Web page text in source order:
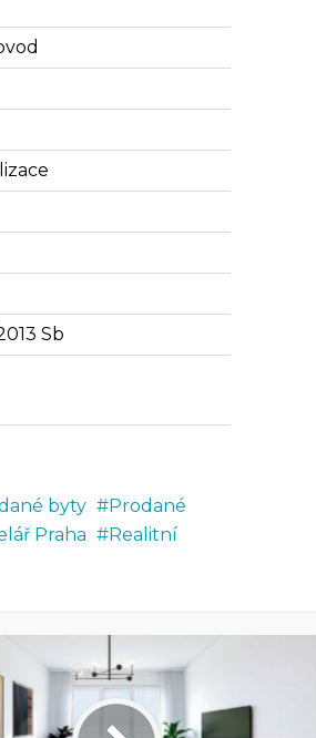
Sb
byty
Prodané
Praha
Realitní